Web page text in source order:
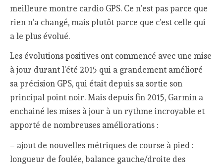
meilleure montre cardio GPS. Ce n’est pas parce que
rien n’a changé, mais plutôt parce que c’est celle qui
a le plus évolué.
Les évolutions positives ont commencé avec une mise
à jour durant l’été 2015 qui a grandement amélioré
sa précision GPS, qui était depuis sa sortie son
principal point noir. Mais depuis fin 2015, Garmin a
enchainé les mises à jour à un rythme incroyable et
apporté de nombreuses améliorations :
– ajout de nouvelles métriques de course à pied :
longueur de foulée, balance gauche/droite des